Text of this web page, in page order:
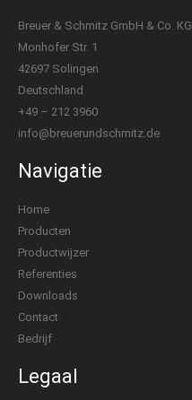
Breuer & Schmitz GmbH & Co. KG
Monhofer Str. 1
42697 Solingen
Deutschland
+49 – 212 3960
info@breuerundschmitz.de
Navigatie
Home
Producten
Productwijzer
Referenties
Downloads
Contact
Bedrijf
Legaal